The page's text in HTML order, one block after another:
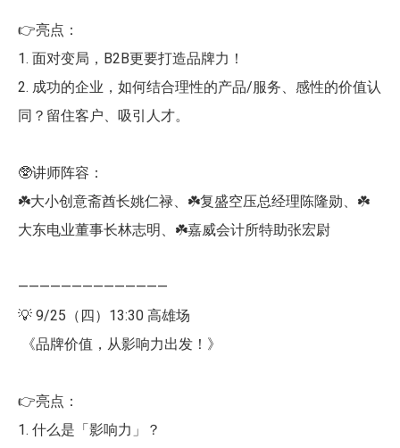
👉亮点：
1. 面对变局，B2B更要打造品牌力！
2. 成功的企业，如何结合理性的产品/服务、感性的价值认
同？留住客户、吸引人才。
🥸讲师阵容：
☘️大小创意斋酋长姚仁禄、☘️复盛空压总经理陈隆勋、☘️
大东电业董事长林志明、☘️嘉威会计所特助张宏尉
——————————————
💡 9/25（四）13:30 高雄场
《品牌价值，从影响力出发！》
👉亮点：
1. 什么是「影响力」？